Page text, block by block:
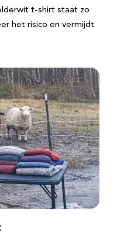
t-shirt staat zo
het risico en vermijdt